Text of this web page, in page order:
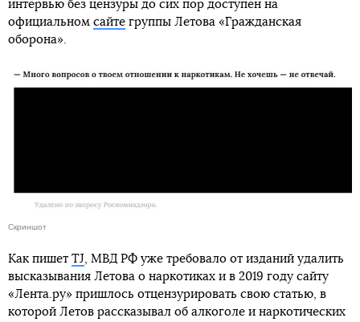
интервью без цензуры до сих пор доступен на
официальном сайте группы Летова «Гражданская
оборона».
Скриншот
Как пишет TJ , МВД РФ уже требовало от изданий удалить
высказывания Летова о наркотиках и в 2019 году сайту
«Лента.ру» пришлось отцензурировать свою статью, в
которой Летов рассказывал об алкоголе и наркотических